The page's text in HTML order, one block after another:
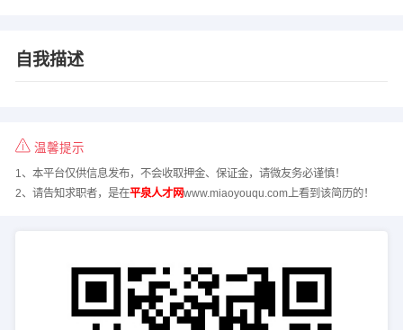
自我描述
温馨提示
1、本平台仅供信息发布，不会收取押金、保证金，请微友务必谨慎！
2、请告知求职者，是在平泉人才网www.miaoyouqu.com上看到该简历的！